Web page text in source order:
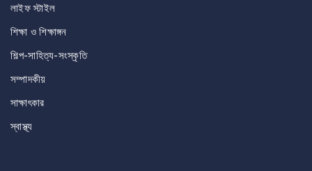
লাইফ স্টাইল
শিক্ষা ও শিক্ষাঙ্গন
শিল্প-সাহিত্য-সংস্কৃতি
সম্পাদকীয়
সাক্ষাৎকার
স্বাস্থ্য